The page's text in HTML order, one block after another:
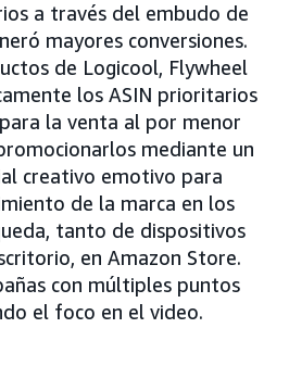
a través del embudo de
mayores conversiones.
de Logicool, Flywheel
los ASIN prioritarios
la venta al por menor
mediante un
creativo emotivo para
de la marca en los
tanto de dispositivos
en Amazon Store.
con múltiples puntos
el foco en el video.